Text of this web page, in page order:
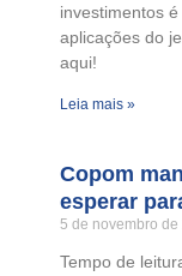
investimentos
aplicações do
aqui!
Leia mais »
Copom
esperar
5 de novembro de
Tempo de